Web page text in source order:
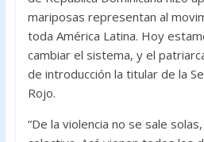
mariposas representan al
toda América Latina. Hoy
cambiar el sistema, y el
de introducción la titular de la
Rojo.
“De la violencia no se sale